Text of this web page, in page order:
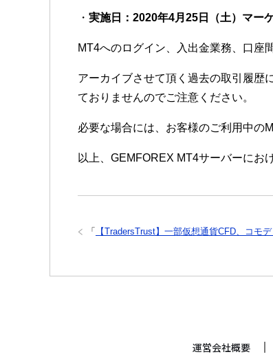
・ 実施日：2020年4月25日（土）マー
MT4へのログイン、入出金業務、口座
アーカイブさせて頂く過去の取引履歴
ておりませんのでご注意ください。
必要な場合には、お客様のご利用中の
以上、GEMFOREX MT4サーバーにお
「 【TradersTrust】一部仮想通貨CFD、コモ
運営会社概要